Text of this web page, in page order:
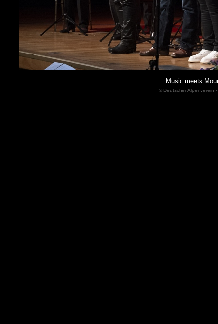
Music meets
© Deutscher Alpenverein